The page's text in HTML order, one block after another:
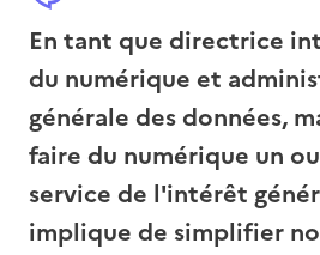
En tant que directrice
du numérique et
générale des données,
faire du numérique un
service de l'intérêt
implique de simplifier